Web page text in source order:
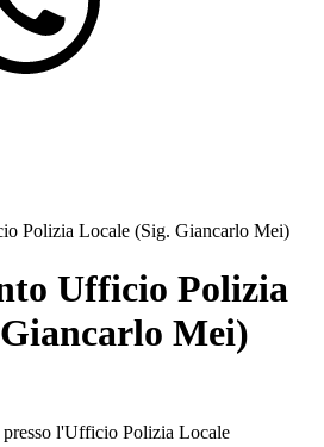
Polizia Locale (Sig. Giancarlo Mei)
Ufficio Polizia
Mei)
l'Ufficio Polizia Locale